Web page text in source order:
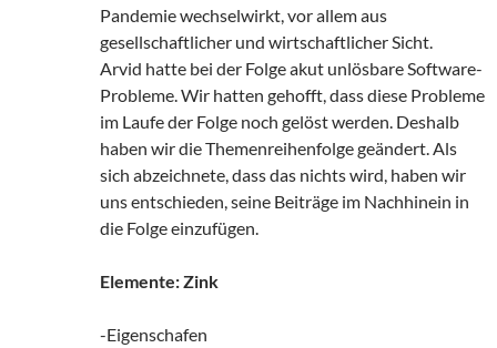
Pandemie wechselwirkt, vor allem aus
gesellschaftlicher und wirtschaftlicher Sicht.
Arvid hatte bei der Folge akut unlösbare Software-
Probleme. Wir hatten gehofft, dass diese Probleme
im Laufe der Folge noch gelöst werden. Deshalb
haben wir die Themenreihenfolge geändert. Als
sich abzeichnete, dass das nichts wird, haben wir
uns entschieden, seine Beiträge im Nachhinein in
die Folge einzufügen.
Elemente: Zink
-Eigenschafen